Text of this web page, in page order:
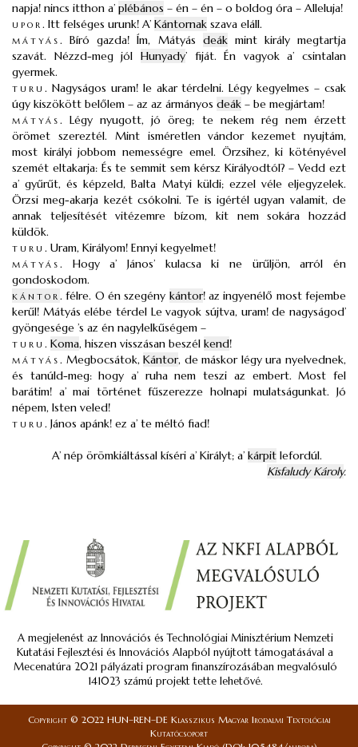
napja! nincs itthon a’ plébános – én – én – o boldog óra – Alleluja!
upor. Itt felséges urunk! A’ Kántornak szava eláll.
mátyás.Bíró gazda! Ím, Mátyás deákmint király megtartja
szavát. Nézzd-meg jól Hunyady’ fiját. Én vagyok a’ csintalan
gyermek.
turu . Nagyságos uram! le akar térdelni. Légy kegyelmes – csak
úgy kiszökött belőlem – az az ármányos deák – be megjártam!
mátyás.Légy nyugott, jó öreg; te nekem rég nem érzett
örömet szereztél. Mint isméretlen vándor kezemet nyujtám,
most királyi jobbom nemességre emel. Örzsihez, ki kötényével
szemét eltakarja: És te semmit sem kérsz Királyodtól? – Vedd ezt
a’ gyűrűt, és képzeld, Balta Matyi küldi; ezzel véle eljegyzelek.
Örzsi meg-akarja kezét csókolni. Te is igértél ugyan valamit, de
annak teljesítését vitézemre bízom, kit nem sokára hozzád
küldök.
turu . Uram, Királyom! Ennyi kegyelmet!
mátyás. Hogy a’ János’ kulacsa ki ne ürűljön, arról én
gondoskodom.
kántor.félre. O én szegény kántor! az ingyenélő most fejembe
kerűl! Mátyás elébe térdel Le vagyok sújtva, uram! de nagyságod’
gyöngesége ’s az én nagylelkűségem –
turu . Koma, hiszen visszásan beszél kend!
mátyás. Megbocsátok,Kántor, de máskor légy ura nyelvednek,
és tanúld-meg: hogy a’ ruha nem teszi az embert. Most fel
barátim! a’ mai történet fűszerezze holnapi mulatságunkat. Jó
népem, Isten veled!
turu . János apánk! ez a’ te méltó fiad!
A’ nép örömkiáltással kíséri a’ Királyt; a’ kárpit lefordúl.
Kisfaludy Károly.
A megjelenést az Innovációs és Technológiai Minisztérium Nemzeti
Kutatási Fejlesztési és Innovációs Alapból nyújtott támogatásával a
Mecenatúra 2021 pályázati program finanszírozásában megvalósuló
141023 számú projekt tette lehetővé.
Copyright © 2022 HUN–REN–DE Klasszikus Magyar Irodalmi Textológiai
Kutatócsoport